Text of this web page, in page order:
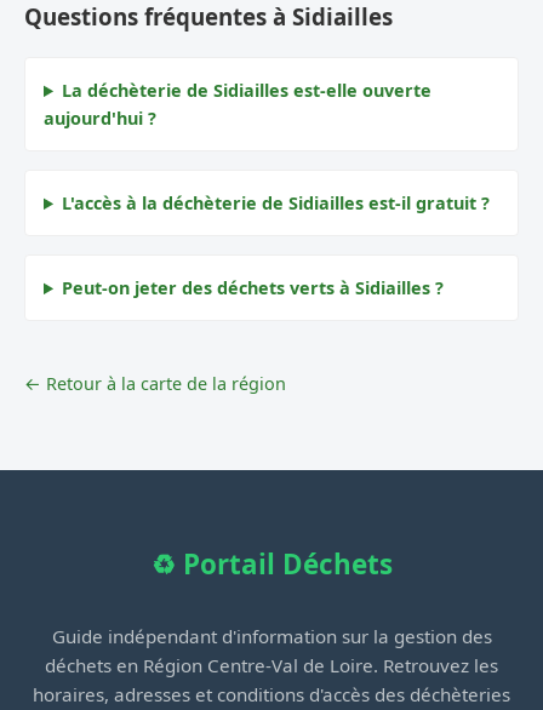
Questions fréquentes à Sidiailles
La déchèterie de Sidiailles est-elle ouverte
aujourd'hui ?
L'accès à la déchèterie de Sidiailles est-il gratuit ?
Peut-on jeter des déchets verts à Sidiailles ?
← Retour à la carte de la région
♻️ Portail Déchets
Guide indépendant d'information sur la gestion des
déchets en Région Centre-Val de Loire. Retrouvez les
horaires, adresses et conditions d'accès des déchèteries